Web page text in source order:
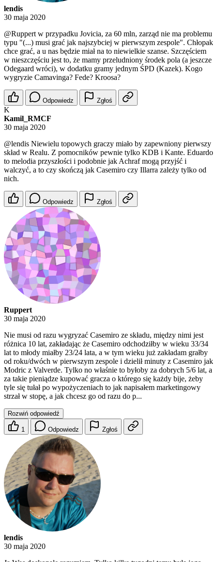
lendis
30 maja 2020
@Ruppert w przypadku Jovicia, za 60 mln, zarząd nie ma problemu
typu "(...) musi grać jak najszybciej w pierwszym zespole". Chłopak
chce grać, a u nas będzie miał na to niewielkie szanse. Szczęściem
w nieszczęściu jest to, że mamy przeludniony środek pola (a jeszcze
Odegaard wróci), w dodatku gramy jednym ŚPD (Kazek). Kogo
wygryzie Camavinga? Fede? Kroosa?
Odpowiedz Zgłoś
K
Kamil_RMCF
30 maja 2020
@lendis Niewielu topowych graczy miało by zapewniony pierwszy
skład w Realu. Z pomocników pewnie tylko KDB i Kante. Eduardo
to melodia przyszłości i podobnie jak Achraf mogą przyjść i
walczyć, a to czy skończą jak Casemiro czy Illarra zależy tylko od
nich.
Odpowiedz Zgłoś
Ruppert
30 maja 2020
Nie musi od razu wygryzać Casemiro ze składu, między nimi jest
różnica 10 lat, zakładając że Casemiro odchodziłby w wieku 33/34
lat to młody miałby 23/24 lata, a w tym wieku już zakładam grałby
od roku/dwóch w pierwszym zespole i dzielił minuty z Casemiro jak
Modric z Valverde. Tylko no właśnie to byłoby za dobrych 5/6 lat, a
za takie pieniądze kupować gracza o którego się każdy bije, żeby
tyle się tułał po wypożyczeniach to jak napisałem marketingowy
strzał w stopę, a jak chcesz go od razu do p...
Rozwiń odpowiedź
1 Odpowiedz Zgłoś
lendis
30 maja 2020